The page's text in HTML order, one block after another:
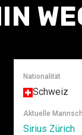
Nationalität
Schweiz
Aktuelle
Sirius Zürich